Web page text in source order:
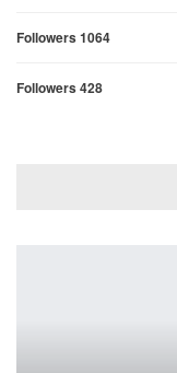
Followers 1064
Followers 428